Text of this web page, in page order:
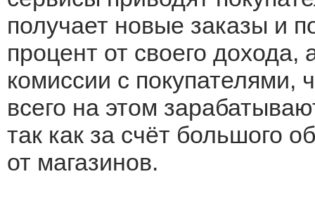
получает новые заказы и
процент от своего
комиссии с покупателями,
всего на этом
так как за счёт большого
от магазинов.